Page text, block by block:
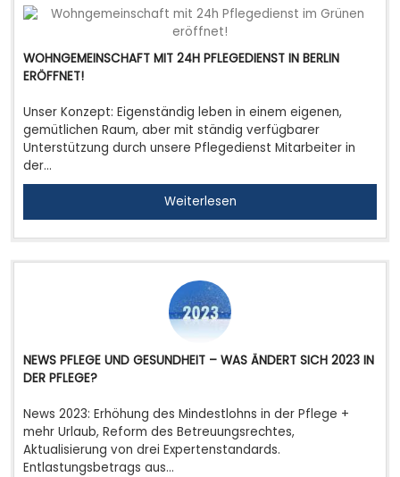
WOHNGEMEINSCHAFT MIT 24H PFLEGEDIENST IN BERLIN
ERÖFFNET!
Unser Konzept: Eigenständig leben in einem eigenen,
gemütlichen Raum, aber mit ständig verfügbarer
Unterstützung durch unsere Pflegedienst Mitarbeiter in
der…
Weiterlesen
NEWS PFLEGE UND GESUNDHEIT – WAS ÄNDERT SICH 2023 IN
DER PFLEGE?
News 2023: Erhöhung des Mindestlohns in der Pflege +
mehr Urlaub, Reform des Betreuungsrechtes,
Aktualisierung von drei Expertenstandards.
Entlastungsbetrags aus…